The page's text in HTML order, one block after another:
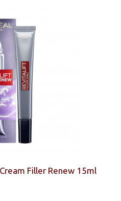
Filler Renew 15ml